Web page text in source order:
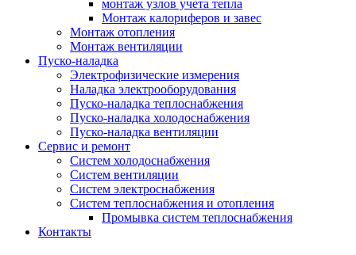
монтаж узлов учета тепла
Монтаж калориферов и завес
Монтаж отопления
Монтаж вентиляции
Пуско-наладка
Электрофизические измерения
Наладка электрооборудования
Пуско-наладка теплоснабжения
Пуско-наладка холодоснабжения
Пуско-наладка вентиляции
Сервис и ремонт
Систем холодоснабжения
Систем вентиляции
Систем электроснабжения
Систем теплоснабжения и отопления
Промывка систем теплоснабжения
Контакты